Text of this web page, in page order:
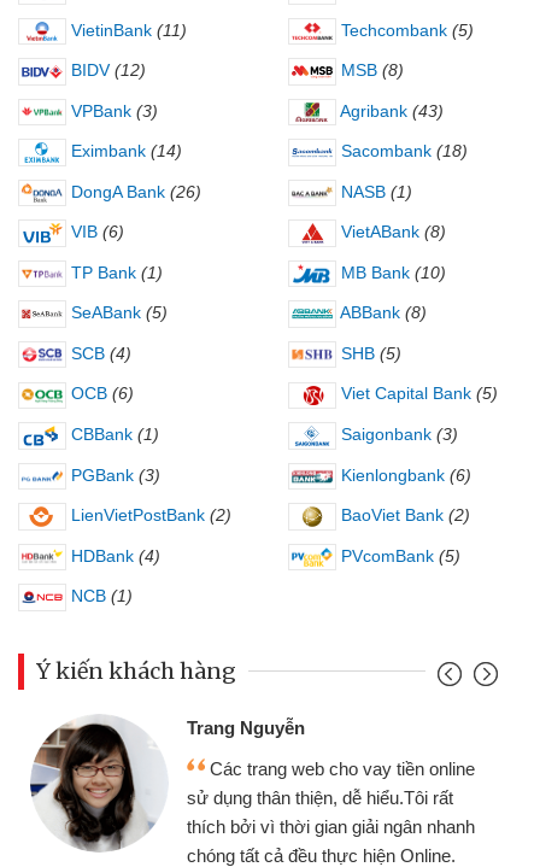
VietinBank (11) Techcombank (5)
BIDV (12) MSB (8)
VPBank (3) Agribank (43)
Eximbank (14) Sacombank (18)
DongA Bank (26) NASB (1)
VIB (6) VietABank (8)
TP Bank (1) MB Bank (10)
SeABank (5) ABBank (8)
SCB (4) SHB (5)
OCB (6) Viet Capital Bank (5)
CBBank (1) Saigonbank (3)
PGBank (3) Kienlongbank (6)
LienVietPostBank (2) BaoViet Bank (2)
HDBank (4) PVcomBank (5)
NCB (1)
Ý kiến khách hàng
trang web cho vay tiền online
thân thiện, dễ hiểu.Tôi rất
vì thời gian giải ngân nhanh
cả đều thực hiện Online.
chiếc xe